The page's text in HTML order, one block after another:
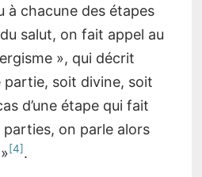
à chacune des étapes
salut, on fait appel au
», qui décrit
partie, soit divine, soit
d’une étape qui fait
on parle alors
[4].